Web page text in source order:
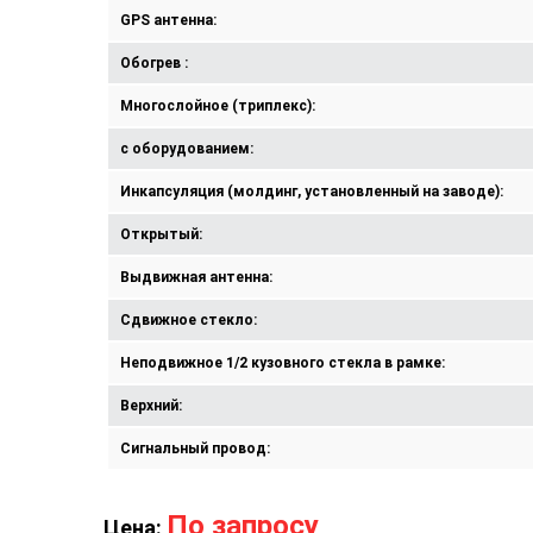
GPS антенна:
Обогрев :
Многослойное (триплекс):
с оборудованием:
Инкапсуляция (молдинг, установленный на заводе):
Открытый:
Выдвижная антенна:
Сдвижное стекло:
Неподвижное 1/2 кузовного стекла в рамке:
Верхний:
Сигнальный провод:
Цена: По запросу